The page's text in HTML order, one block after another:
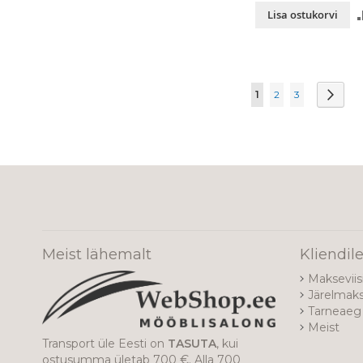
Lisa ostukorvi
Page
You're currently
1 Page
2 Page
3
Meist lähemalt
Transport üle Eesti on TASUTA, kui
ostusumma ületab 700 €. Alla 700
Kliendile
Meist